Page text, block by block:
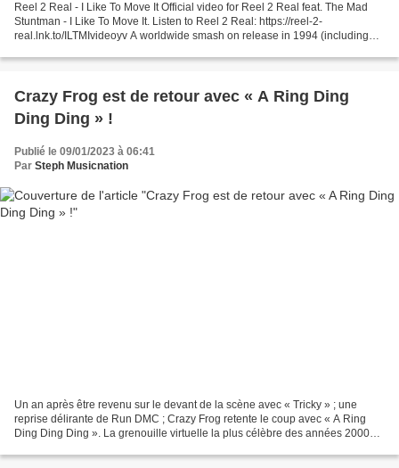
Reel 2 Real - I Like To Move It Official video for Reel 2 Real feat. The Mad
Stuntman - I Like To Move It. Listen to Reel 2 Real: https://reel-2-
real.lnk.to/ILTMIvideoyv A worldwide smash on release in 1994 (including
Crazy Frog est de retour avec « A Ring Ding
Ding Ding » !
Publié le 09/01/2023 à 06:41
Par Steph Musicnation
Un an après être revenu sur le devant de la scène avec « Tricky » ; une
reprise délirante de Run DMC ; Crazy Frog retente le coup avec « A Ring
Ding Ding Ding ». La grenouille virtuelle la plus célèbre des années 2000